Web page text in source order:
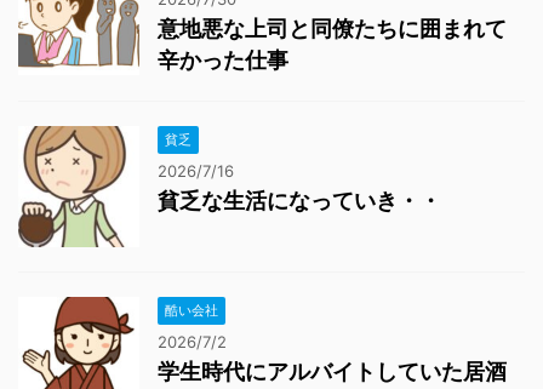
意地悪な上司と同僚たちに囲まれて
辛かった仕事
貧乏
2026/7/16
貧乏な生活になっていき・・
酷い会社
2026/7/2
学生時代にアルバイトしていた居酒